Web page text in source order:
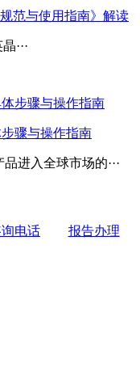
范与使用指南》解读
···
骤与操作指南
进入全球市场的···
电话 报告办理